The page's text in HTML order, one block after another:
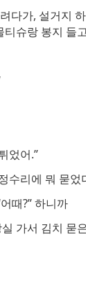
다가, 설거지
슈랑 봉지 들
었어.”
수리에 뭐 묻
때?” 하니까
가서 김치 묻